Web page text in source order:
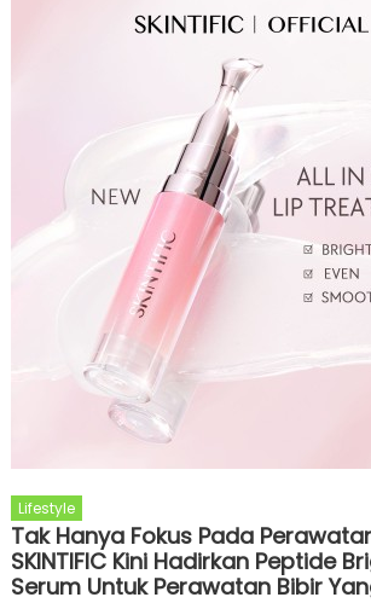
Lifestyle
Tak Hanya Fokus Pada
SKINTIFIC Kini Hadirkan Peptide
Serum Untuk Perawatan Bibir